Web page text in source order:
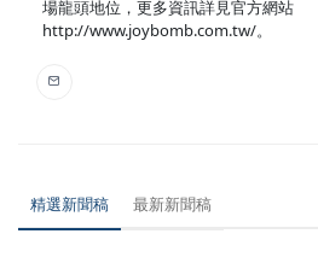
場龍頭地位，更多資訊詳見官方網站
http://www.joybomb.com.tw/。
精選新聞稿 最新新聞稿